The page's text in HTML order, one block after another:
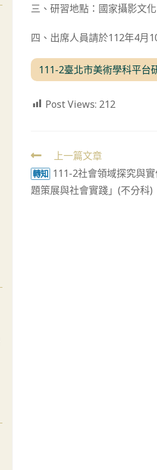
三、研習地點：國家攝影文
四、出席人員請於112年4月
111-2臺北市美術學科平台
Post Views: 212
Read
more
articles
上一篇文章
轉知 111-2社會領域探究與
題策展與社會實踐」(不分科)